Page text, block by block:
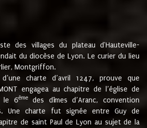
des villages du plateau d'Hauteville-
du diocèse de Lyon. Le curier du lieu
Montgriffon.
d’une charte d’avril 1247, prouve que
engagea au chapitre de l’église de
le 6èmedes dîmes d’Aranc, convention
Une charte fut signée entre Guy de
de saint Paul de Lyon au sujet de la